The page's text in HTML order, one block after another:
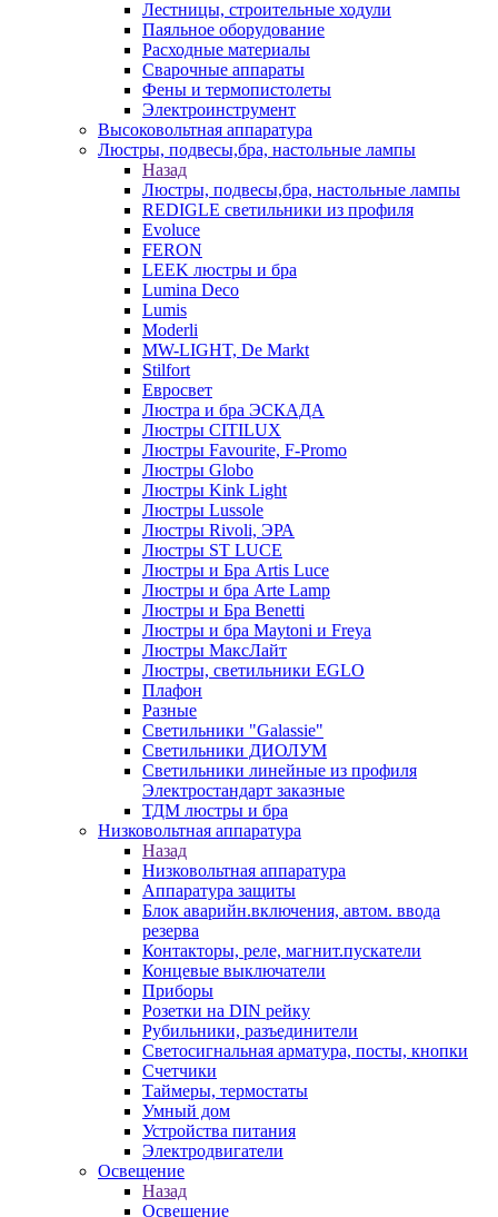
Лестницы, строительные ходули
Паяльное оборудование
Расходные материалы
Сварочные аппараты
Фены и термопистолеты
Электроинструмент
Высоковольтная аппаратура
Люстры, подвесы,бра, настольные лампы
Назад
Люстры, подвесы,бра, настольные лампы
REDIGLE светильники из профиля
Evoluce
FERON
LEEK люстры и бра
Lumina Deco
Lumis
Moderli
MW-LIGHT, De Markt
Stilfort
Евросвет
Люстра и бра ЭСКАДА
Люстры CITILUX
Люстры Favourite, F-Promo
Люстры Globo
Люстры Kink Light
Люстры Lussole
Люстры Rivoli, ЭРА
Люстры ST LUCE
Люстры и Бра Artis Luce
Люстры и бра Arte Lamp
Люстры и Бра Benetti
Люстры и бра Maytoni и Freya
Люстры МаксЛайт
Люстры, светильники EGLO
Плафон
Разные
Светильники "Galassie"
Светильники ДИОЛУМ
Светильники линейные из профиля
Электростандарт заказные
ТДМ люстры и бра
Низковольтная аппаратура
Назад
Низковольтная аппаратура
Аппаратура защиты
Блок аварийн.включения, автом. ввода
резерва
Контакторы, реле, магнит.пускатели
Концевые выключатели
Приборы
Розетки на DIN рейку
Рубильники, разъединители
Светосигнальная арматура, посты, кнопки
Счетчики
Таймеры, термостаты
Умный дом
Устройства питания
Электродвигатели
Освещение
Назад
Освещение